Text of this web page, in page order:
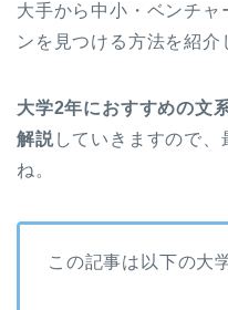
大手から中小・ベンチ
ンを見つける方法を紹介
大学2年におすすめの文
解説 していきますので
ね。
この記事は以下の大